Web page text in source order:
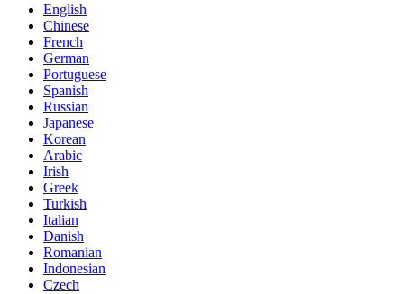
English
Chinese
French
German
Portuguese
Spanish
Russian
Japanese
Korean
Arabic
Irish
Greek
Turkish
Italian
Danish
Romanian
Indonesian
Czech